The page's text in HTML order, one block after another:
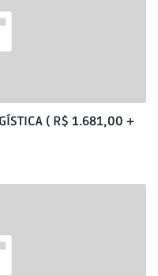
( R$ 1.681,00 +